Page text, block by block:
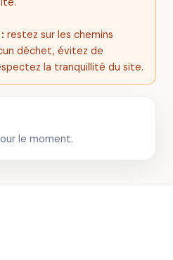
restez sur les chemins
déchet, évitez de
la tranquillité du site.
le moment.